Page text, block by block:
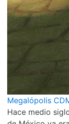
Megalópolis
Hace medio